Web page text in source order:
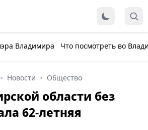
Владимира Что посмотреть во
Новости Общество
области без
62-летняя